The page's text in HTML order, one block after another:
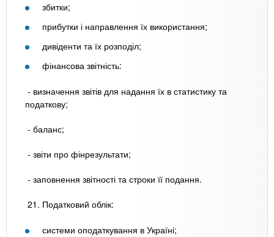
збитки;
прибутки і направлення їх використання;
дивіденти та їх розподіл;
фінансова звітність:
- визначення звітів для надання їх в статистику та
податкову;
- баланс;
- звіти про фінрезультати;
- заповнення звітності та строки її подання.
21. Податковий облік:
системи оподаткування в Україні;